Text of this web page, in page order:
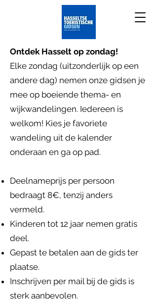
Ontdek Hasselt op zondag!
Elke zondag (uitzonderlijk op een
andere dag) nemen onze gidsen je
mee op boeiende thema- en
wijkwandelingen. Iedereen is
welkom! Kies je favoriete
wandeling uit de kalender
onderaan en ga op pad.
Deelnameprijs per persoon
bedraagt 8€, tenzij anders
vermeld.
Kinderen tot 12 jaar nemen gratis
deel.
Gepast te betalen aan de gids ter
plaatse.
Inschrijven per mail bij de gids is
sterk aanbevolen.